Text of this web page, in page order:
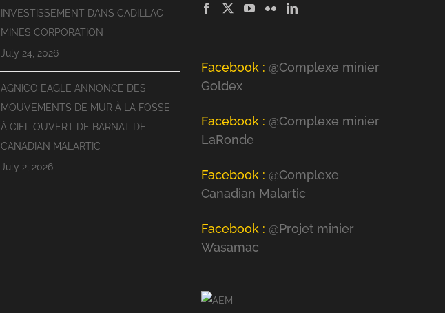
INVESTISSEMENT DANS CADILLAC
MINES CORPORATION
July 24, 2026
AGNICO EAGLE ANNONCE DES
MOUVEMENTS DE MUR À LA FOSSE
À CIEL OUVERT DE BARNAT DE
CANADIAN MALARTIC
July 2, 2026
Facebook : @Complexe minier
Goldex
Facebook : @Complexe minier
LaRonde
Facebook : @Complexe
Canadian Malartic
Facebook : @Projet minier
Wasamac